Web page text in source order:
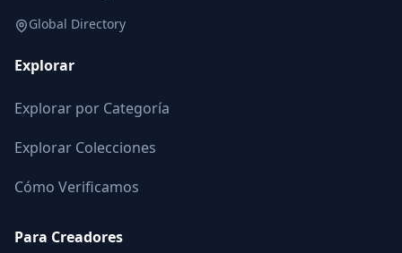
Global Directory
Explorar
Explorar por Categoría
Explorar Colecciones
Cómo Verificamos
Para Creadores